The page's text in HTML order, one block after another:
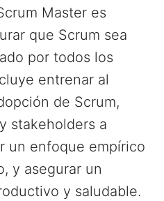
Master es
que Scrum sea
por todos los
entrenar al
de Scrum,
stakeholders a
un enfoque empírico
y asegurar un
y saludable.